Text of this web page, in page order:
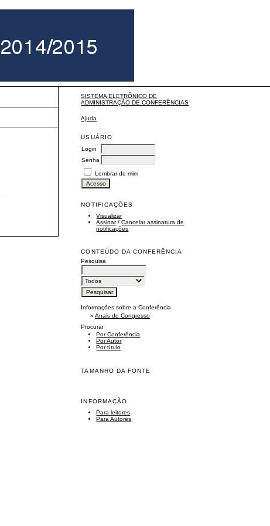
SISTEMA ELETRÔNICO DE
ADMINISTRAÇÃO DE CONFERÊNCIAS
Ajuda
USUÁRIO
Login
Senha
Lembrar de mim
NOTIFICAÇÕES
Visualizar
Assinar/Cancelar assinatura de
notificações
CONTEÚDO DA CONFERÊNCIA
Pesquisa
Informações sobre a Conferência
»Anais do Congresso
Procurar
Por Conferência
Por Autor
Por título
TAMANHO DA FONTE
INFORMAÇÃO
Para leitores
Para Autores